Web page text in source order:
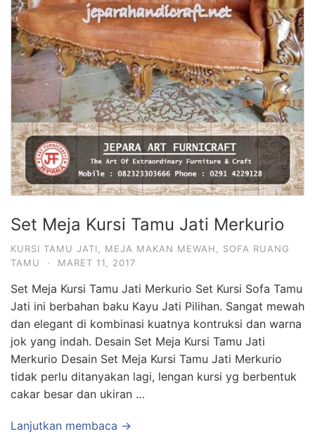
Set Meja Kursi Tamu Jati Merkurio
KURSI TAMU JATI MEJA MAKAN MEWAH
SOFA RUANG
TAMU
· MARET 11, 2017
Set Meja Kursi Tamu Jati Merkurio Set Kursi Sofa Tamu
Jati ini berbahan baku Kayu Jati Pilihan. Sangat mewah
dan elegant di kombinasi kuatnya kontruksi dan warna
jok yang indah. Desain Set Meja Kursi Tamu Jati
Merkurio Desain Set Meja Kursi Tamu Jati Merkurio
tidak perlu ditanyakan lagi, lengan kursi yg berbentuk
cakar besar dan ukiran …
Lanjutkan membaca →